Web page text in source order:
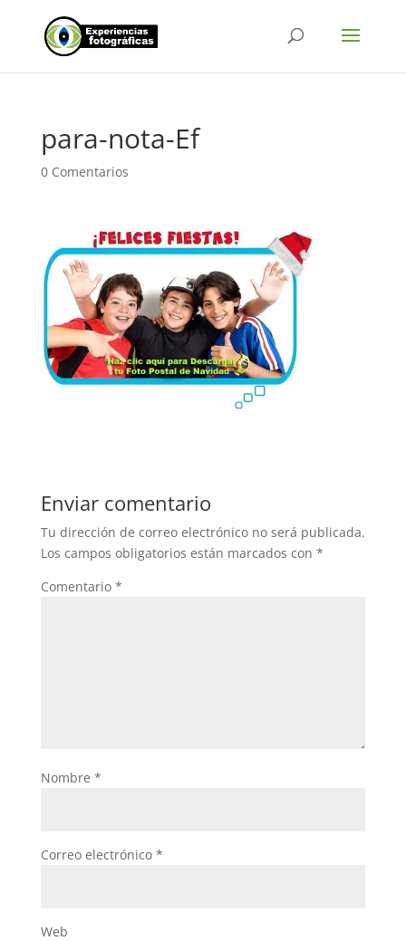
para-nota-Ef
0 Comentarios
Enviar comentario
Tu dirección de correo electrónico no será publicada.
Los campos obligatorios están marcados con *
Comentario *
Nombre *
Correo electrónico *
Web